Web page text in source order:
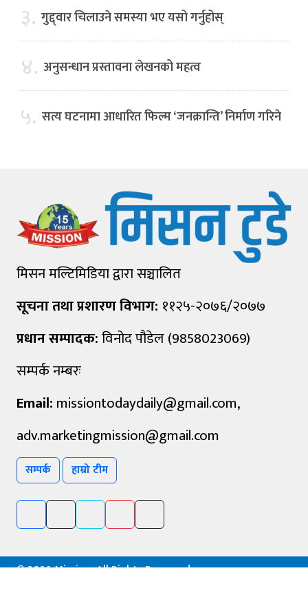
३. गुद्द्वार चिलाउने समस्या भए यसो गर्नुहोस्
४. अनुसन्धान प्रस्तावना लेखनको महत्व
५. सत्य घटनामा आधारित फिल्म ‘जनक्रान्ति’ निर्माण गरिने
मिसन मल्टिमिडिया द्वारा सञ्चालित
सूचना तथा प्रशारण विभाग: ११२५-२०७६/२०७७
प्रधान सम्पादक:विनोद पौडेल (9858023069)
सम्पर्क नम्बरः
Email: missiontodaydaily@gmail.com,
adv.marketingmission@gmail.com
सम्पर्क हाम्रो टीम
©2026 Mission, All Rights Reserved.